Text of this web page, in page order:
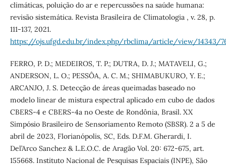
climáticas, poluição do ar e repercussões na saúde humana:
revisão sistemática. Revista Brasileira de Climatologia , v. 28, p.
111-137, 2021.
https://ojs.ufgd.edu.br/index.php/rbclima/article/view/14343/
FERRO, P. D.; MEDEIROS, T. P.; DUTRA, D. J.; MATAVELI, G.;
ANDERSON, L. O.; PESSÔA, A. C. M.; SHIMABUKURO, Y. E.;
ARCANJO, J. S. Detecção de áreas queimadas baseado no
modelo linear de mistura espectral aplicado em cubo de dados
CBERS-4 e CBERS-4a no Oeste de Rondônia, Brasil. XX
Simpósio Brasileiro de Sensoriamento Remoto (SBSR). 2 a 5 de
abril de 2023, Florianópolis, SC, Eds. D.F.M. Gherardi, I.
Del’Arco Sanchez & L.E.O.C. de Aragão Vol. 20: 672-675, art.
155668. Instituto Nacional de Pesquisas Espaciais (INPE), São